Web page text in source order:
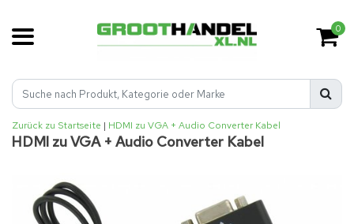
0
Zurück zu Startseite | HDMI zu VGA + Audio Converter Kabel
HDMI zu VGA + Audio Converter Kabel